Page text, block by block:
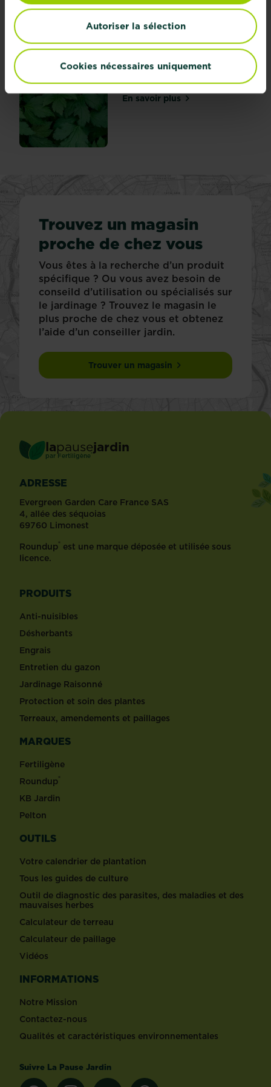
Autoriser la sélection
Cookies nécessaires uniquement
En savoir plussur Désherbant pour
En savoir plussur Désherbant pour
Trouvez un magasin
proche de chez vous
Vous êtes à la recherche d’un produit
spécifique ? Ou vous avez besoin de
conseild d’utilisation ou spécialisés sur
le jardinage ? Trouvez le magasin le
plus proche de chez vous et obtenez
l’aide d’un conseiller jardin.
Trouver un magasin
lapausejardin
par Fertiligène ®
ADRESSE
Evergreen Garden Care France SAS
4, allée des séquoias
69760 Limonest
Roundup® est une marque déposée et utilisée sous
licence.
PRODUITS
Anti-nuisibles
Désherbants
Engrais
Entretien du gazon
Jardinage Raisonné
Protection et soin des plantes
Terreaux, amendements et paillages
MARQUES
Fertiligène
Roundup®
KB Jardin
Pelton
OUTILS
Votre calendrier de plantation
Tous les guides de culture
Outil de diagnostic des parasites, des maladies et des
mauvaises herbes
Calculateur de terreau
Calculateur de paillage
Vidéos
INFORMATIONS
Notre Mission
Contactez-nous
Qualités et caractéristiques environnementales
Suivre La Pause Jardin